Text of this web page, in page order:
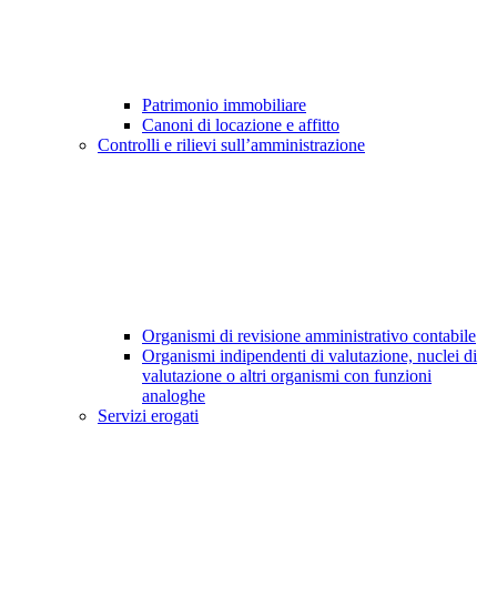
Patrimonio immobiliare
Canoni di locazione e affitto
Controlli e rilievi sull’amministrazione
Organismi di revisione amministrativo contabile
Organismi indipendenti di valutazione, nuclei di
valutazione o altri organismi con funzioni
analoghe
Servizi erogati